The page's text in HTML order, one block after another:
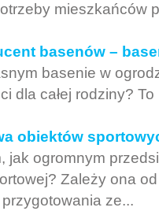
mieszkańców
basenów –
basenie w
dla całej rodziny?
obiektów
jak ogromnym
Zależy ona
ze...